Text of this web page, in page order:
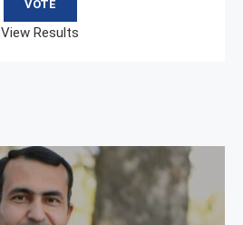
View Results